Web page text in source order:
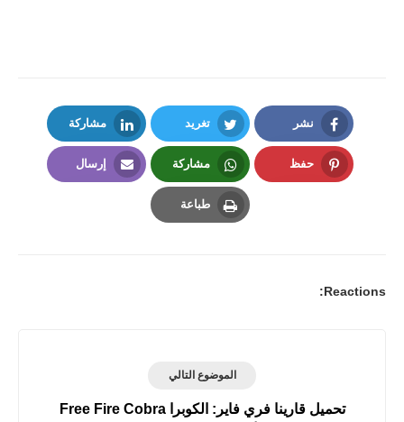
نشر
Facebook
تغريد
Twitter
مشاركة
LinkedIn
حفظ مشاركة
Whatsapp
إرسال
طباعة
Reactions:
الموضوع التالي
تحميل قارينا فري فاير: الكوبرا Free Fire Cobra